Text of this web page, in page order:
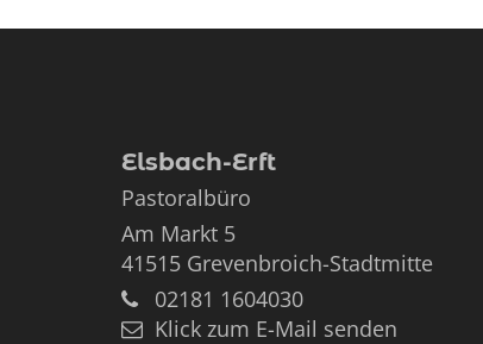
Elsbach-Erft
Pastoralbüro
Am Markt 5
41515 Grevenbroich-Stadtmitte
02181 1604030
Klick zum E-Mail senden